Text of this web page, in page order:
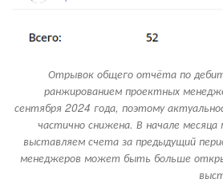
Отрывок общего отчёта по
ранжированием проектных
сентября 2024 года, поэтому
частично снижена. В начале
выставляем счета за предыдущий
менеджеров может быть больше